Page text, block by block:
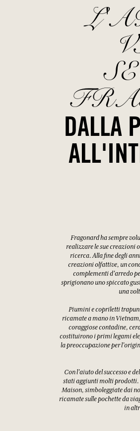
DALLA
Fragonard ha sempre
realizzare le sue creazioni
ricerca. Alla fine degli
creazioni olfattive, un
complementi d'arredo
sprigionano uno spiccato
una
Piumini e copriletti
ricamate a mano in
coraggiose contadine,
costituirono i primi legami
la preoccupazione per
Con l'aiuto del successo e
stati aggiunti molti prodotti.
Maison, simboleggiate dai
ricamate sulle pochette da
in